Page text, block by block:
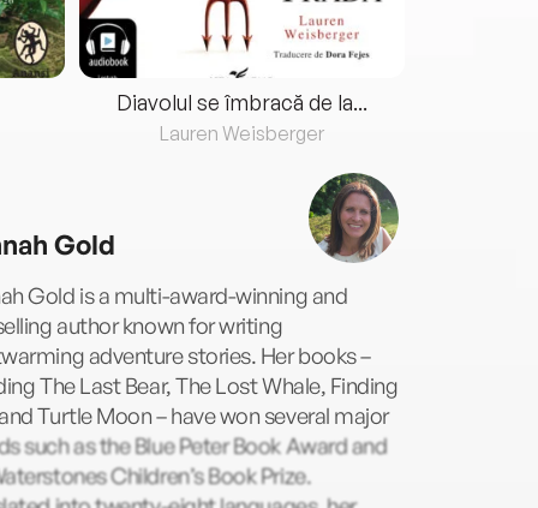
Diavolul se îmbracă de la...
Lauren Weisberger
Gold
Gold is a multi-award-winning and
author known for writing
adventure stories. Her books –
The Last Bear, The Lost Whale, Finding
Turtle Moon – have won several major
such as the Blue Peter Book Award and
Children’s Book Prize.